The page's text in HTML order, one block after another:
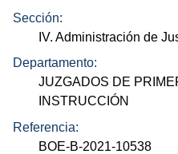
Sección:
IV. Administración de
Departamento:
JUZGADOS DE
INSTRUCCIÓN
Referencia:
BOE-B-2021-10538